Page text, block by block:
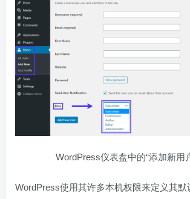
WordPress仪表盘中的“添加新用
WordPress使用其许多本机权限来定义其默